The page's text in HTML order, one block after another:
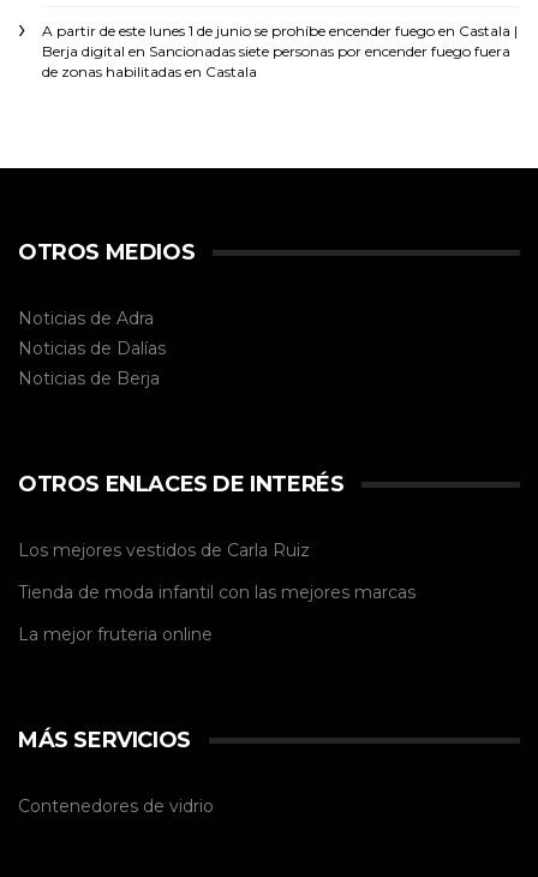
A partir de este lunes 1 de junio se prohíbe encender fuego en Castala |
Berja digital en Sancionadas siete personas por encender fuego fuera
de zonas habilitadas en Castala
OTROS MEDIOS
Noticias de Adra
Noticias de Dalías
Noticias de Berja
OTROS ENLACES DE INTERÉS
Los mejores vestidos de Carla Ruiz
Tienda de moda infantil con las mejores marcas
La mejor fruteria online
MÁS SERVICIOS
Contenedores de vidrio